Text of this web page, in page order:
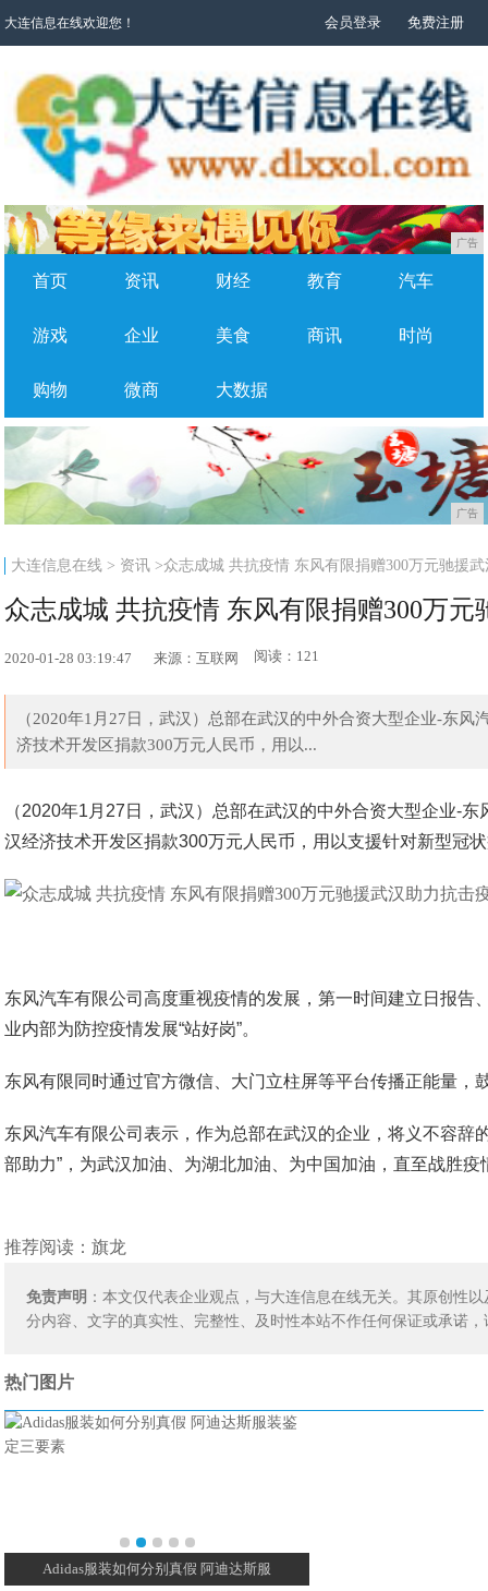
大连信息在线欢迎您！ 会员登录 免费注册
广告
首页 资讯 财经 教育 汽车
游戏 企业 美食 商讯 时尚
购物 微商 大数据
广告
大连信息在线 > 资讯 >众志成城 共抗疫情 东风有限捐赠300万元驰援
众志成城 共抗疫情 东风有限捐赠300万
2020-01-28 03:19:47 来源：互联网 阅读：121
（2020年1月27日，武汉）总部在武汉的中外合资大型企业-东
济技术开发区捐款300万元人民币，用以...
（2020年1月27日，武汉）总部在武汉的中外合资大型企业-
汉经济技术开发区捐款300万元人民币，用以支援针对新型冠
东风汽车有限公司高度重视疫情的发展，第一时间建立日报
业内部为防控疫情发展“站好岗”。
东风有限同时通过官方微信、大门立柱屏等平台传播正能量，
东风汽车有限公司表示，作为总部在武汉的企业，将义不容辞
部助力”，为武汉加油、为湖北加油、为中国加油，直至战胜疫
推荐阅读：旗龙
免责声明 ：本文仅代表企业观点，与大连信息在线无关。其原创性
分内容、文字的真实性、完整性、及时性本站不作任何保证或承诺
热门图片
Adidas服装如何分别真假 阿迪达斯服